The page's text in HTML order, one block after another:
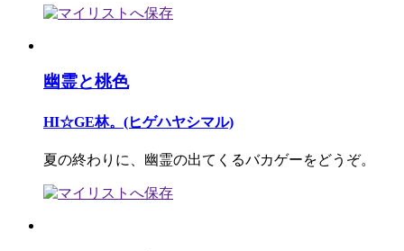
幽霊と桃色
HI☆GE林。(ヒゲハヤシマル)
夏の終わりに、幽霊の出てくるバカゲーをどうぞ。